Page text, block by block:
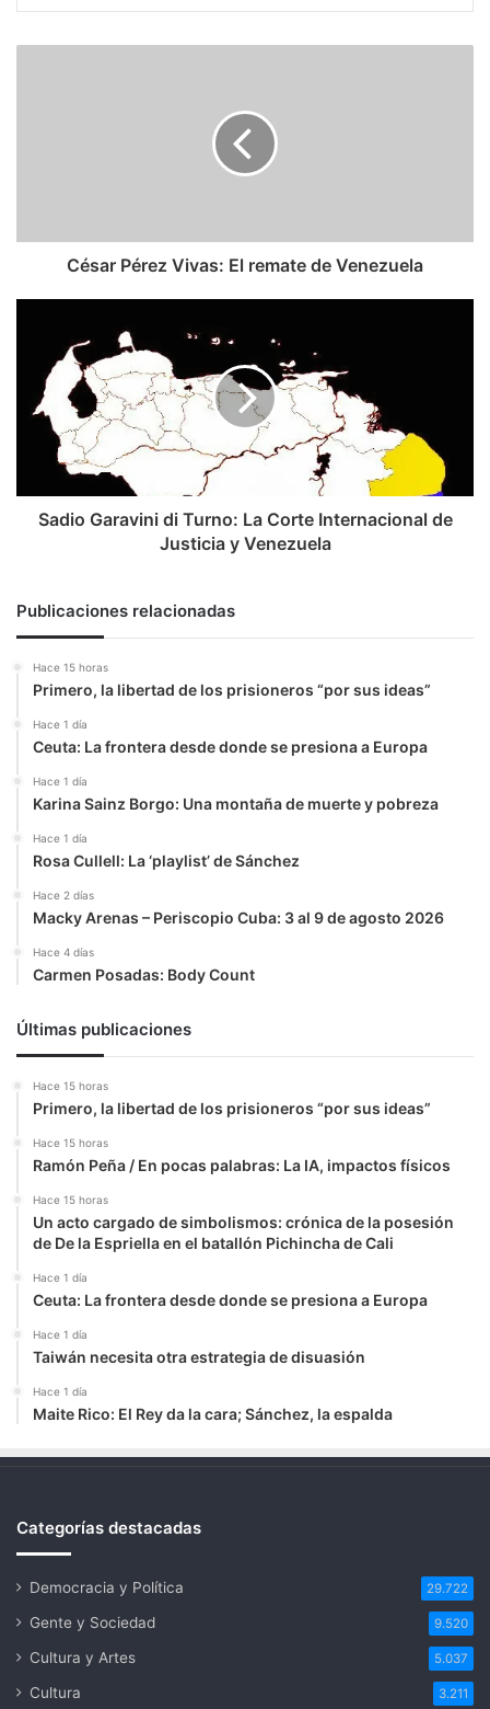
César Pérez Vivas: El remate de Venezuela
Turno:
Corte
Internacional
Justicia
Sadio Garavini di Turno: La Corte Internacional de
Justicia y Venezuela
Publicaciones relacionadas
Hace 15 horas
Primero, la libertad de los prisioneros “por sus ideas”
Hace 1 día
Ceuta: La frontera desde donde se presiona a Europa
Hace 1 día
Karina Sainz Borgo: Una montaña de muerte y pobreza
Hace 1 día
Rosa Cullell: La ‘playlist’ de Sánchez
Hace 2 días
Macky Arenas – Periscopio Cuba: 3 al 9 de agosto 2026
Hace 4 días
Carmen Posadas: Body Count
Últimas publicaciones
Hace 15 horas
Primero, la libertad de los prisioneros “por sus ideas”
Hace 15 horas
Ramón Peña / En pocas palabras: La IA, impactos físicos
Hace 15 horas
Un acto cargado de simbolismos: crónica de la posesión
de De la Espriella en el batallón Pichincha de Cali
Hace 1 día
Ceuta: La frontera desde donde se presiona a Europa
Hace 1 día
Taiwán necesita otra estrategia de disuasión
Hace 1 día
Maite Rico: El Rey da la cara; Sánchez, la espalda
Categorías destacadas
Democracia y Política 29.722
Gente y Sociedad 9.520
Cultura y Artes 5.037
Cultura 3.211